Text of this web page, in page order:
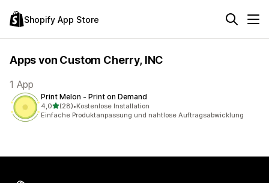
Shopify App Store
Apps von Custom Cherry, INC
1 App
Print Melon ‑ Print on Demand
4,0von 5 Sternen
(28)
28 Rezensionen insgesamt
•Kostenlose Installation
Einfache Produktanpassung und nahtlose Auftragsabwicklung